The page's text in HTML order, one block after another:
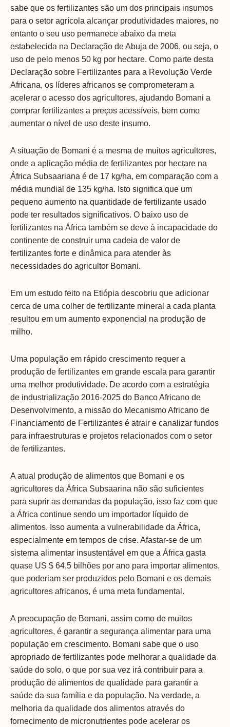
sabe que os fertilizantes são um dos principais insumos
para o setor agrícola alcançar produtividades maiores, no
entanto o seu uso permanece abaixo da meta
estabelecida na Declaração de Abuja de 2006, ou seja, o
uso de pelo menos 50 kg por hectare. Como parte desta
Declaração sobre Fertilizantes para a Revolução Verde
Africana, os líderes africanos se comprometeram a
acelerar o acesso dos agricultores, ajudando Bomani a
comprar fertilizantes a preços acessíveis, bem como
aumentar o nível de uso deste insumo.
A situação de Bomani é a mesma de muitos agricultores,
onde a aplicação média de fertilizantes por hectare na
África Subsaariana é de 17 kg/ha, em comparação com a
média mundial de 135 kg/ha. Isto significa que um
pequeno aumento na quantidade de fertilizante usado
pode ter resultados significativos. O baixo uso de
fertilizantes na África também se deve à incapacidade do
continente de construir uma cadeia de valor de
fertilizantes forte e dinâmica para atender às
necessidades do agricultor Bomani.
Em um estudo feito na Etiópia descobriu que adicionar
cerca de uma colher de fertilizante mineral a cada planta
resultou em um aumento exponencial na produção de
milho.
Uma população em rápido crescimento requer a
produção de fertilizantes em grande escala para garantir
uma melhor produtividade. De acordo com a estratégia
de industrialização 2016-2025 do Banco Africano de
Desenvolvimento, a missão do Mecanismo Africano de
Financiamento de Fertilizantes é atrair e canalizar fundos
para infraestruturas e projetos relacionados com o setor
de fertilizantes.
A atual produção de alimentos que Bomani e os
agricultores da África Subsaarina não são suficientes
para suprir as demandas da população, isso faz com que
a África continue sendo um importador líquido de
alimentos. Isso aumenta a vulnerabilidade da África,
especialmente em tempos de crise. Afastar-se de um
sistema alimentar insustentável em que a África gasta
quase US $ 64,5 bilhões por ano para importar alimentos,
que poderiam ser produzidos pelo Bomani e os demais
agricultores africanos, é uma meta fundamental.
A preocupação de Bomani, assim como de muitos
agricultores, é garantir a segurança alimentar para uma
população em crescimento. Bomani sabe que o uso
apropriado de fertilizantes pode melhorar a qualidade da
saúde do solo, o que por sua vez irá contribuir para a
produção de alimentos de qualidade para garantir a
saúde da sua família e da população. Na verdade, a
melhoria da qualidade dos alimentos através do
fornecimento de micronutrientes pode acelerar os